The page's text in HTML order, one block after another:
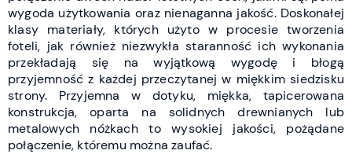
wygoda użytkowania oraz nienaganna jakość. Doskonałej
klasy materiały, których użyto w procesie tworzenia
foteli, jak również niezwykła staranność ich wykonania
przekładają się na wyjątkową wygodę i błogą
przyjemność z każdej przeczytanej w miękkim siedzisku
strony. Przyjemna w dotyku, miękka, tapicerowana
konstrukcja, oparta na solidnych drewnianych lub
metalowych nóżkach to wysokiej jakości, pożądane
połączenie, któremu można zaufać.